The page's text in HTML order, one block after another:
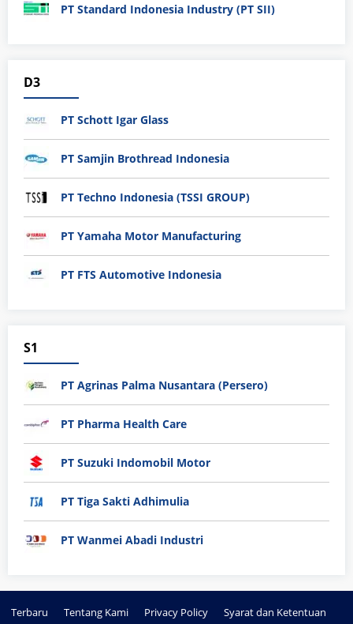
PT Standard Indonesia Industry (PT SII)
D3
PT Schott Igar Glass
PT Samjin Brothread Indonesia
PT Techno Indonesia (TSSI GROUP)
PT Yamaha Motor Manufacturing
PT FTS Automotive Indonesia
S1
PT Agrinas Palma Nusantara (Persero)
PT Pharma Health Care
PT Suzuki Indomobil Motor
PT Tiga Sakti Adhimulia
PT Wanmei Abadi Industri
Terbaru Tentang Kami Privacy Policy Syarat dan Ketentuan